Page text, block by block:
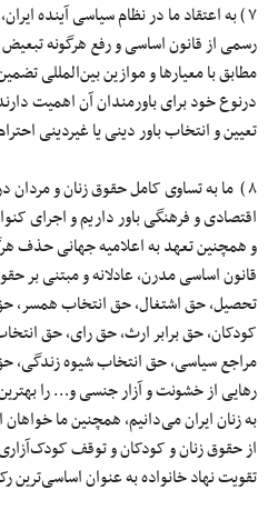
۷ ) به اعتقاد ما در نظام سیاسی آینده
رسمی از قانون اساسی و رفع هرگونه
مطابق با معیارها و موازین بین‌المللی
درنوع خود برای باورمندان آن اهمیت
تعیین و انتخاب باور دینی یا غیردینی
۸ ) ما به تساوی کامل حقوق زنان و
اقتصادی و فرهنگی باور داریم و اجرای
و همچنین تعهد به اعلامیه جهانی حذف
قانون اساسی مدرن، عادلانه و مبتنی بر
تحصیل، حق اشتغال، حق انتخاب همسر،
کودکان، حق برابر ارث، حق رای، حق
مراجع سیاسی، حق انتخاب شیوه
رهایی از خشونت و آزار جنسی و… را
به زنان ایران می‌دانیم، همچنین ما
از حقوق زنان و کودکان و توقف
تقویت نهاد خانواده به عنوان اساسی‌ترین